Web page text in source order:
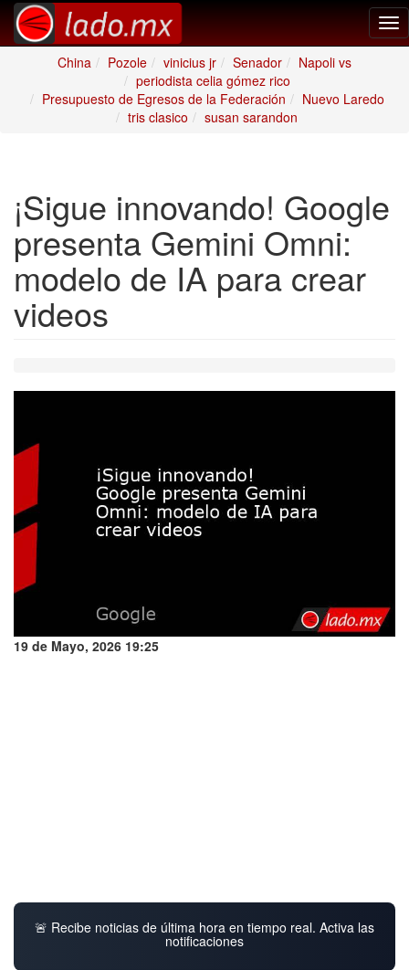
China
Pozole vinicius jr Senador
Napoli vs
periodista celia gómez rico
Presupuesto de Egresos de la Federación
Nuevo Laredo
tris clasico
susan sarandon
¡Sigue innovando! Google
presenta Gemini Omni:
modelo de IA para crear
videos
19 de Mayo, 2026 19:25
🚨 Recibe noticias de última hora en tiempo real. Activa las
notificaciones